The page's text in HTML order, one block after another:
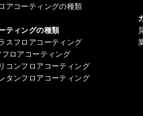
アコーティングの種類
ティングの種類
スフロアコーティング
ロアコーティング
コンフロアコーティング
タンフロアコーティング